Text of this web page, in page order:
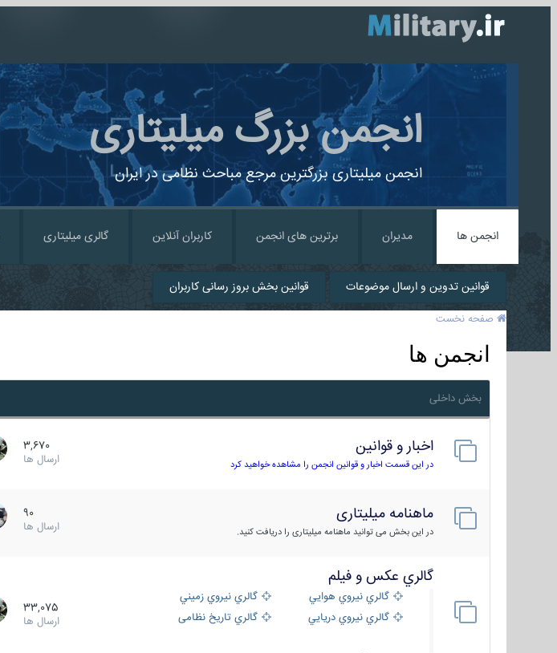
انجمن بزرگ میلیتاری
انجمن میلیتاری بزرگترین مرجع مباحث نظامی در ایران
انجمن ها مدیران برترین های انجمن کاربران آنلاین گالری میلیتاری
قوانین تدوین و ارسال موضوعات قوانین بخش بروز رسانی کاربران
صفحه نخست
انجمن ها
بخش داخلی
اخبار و قوانین
در این قسمت اخبار و قوانین انجمن را مشاهده خواهید کرد
3,670
ارسال ها
ماهنامه میلیتاری
در این بخش می توانید ماهنامه میلیتاری را دریافت کنید.
90
ارسال ها
گالري عكس و فيلم
گالري نيروي هوايي
گالري نيروي زميني
گالري نيروي دريايي
گالري تاریخ نظامی
33,075
ارسال ها